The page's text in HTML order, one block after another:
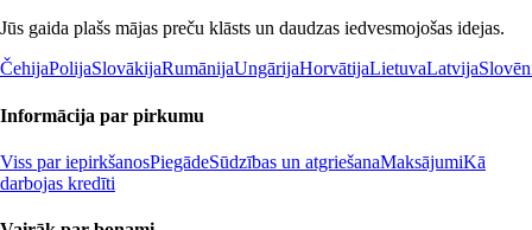
Jūs gaida plašs mājas preču klāsts un daudzas iedvesmojošas idejas.
ČehijaPolijaSlovākijaRumānijaUngārijaHorvātijaLietuvaLatvija
Informācija par pirkumu
Viss par iepirkšanosPiegādeSūdzības un atgriešanaMaksājumiKā
darbojas kredīti